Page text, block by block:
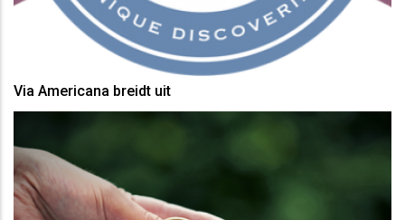
Via Americana breidt uit